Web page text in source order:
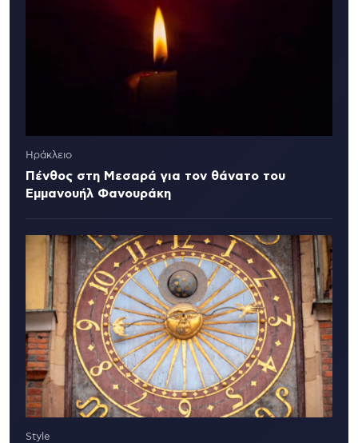
Ηράκλειο
Πένθος στη Μεσαρά για τον θάνατο του
Εμμανουήλ Φανουράκη
Style